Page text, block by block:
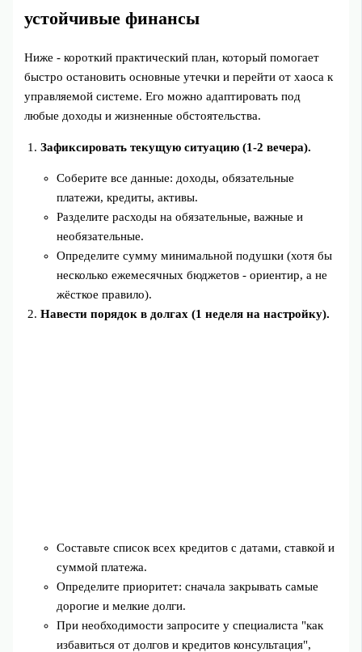
устойчивые финансы
Ниже - короткий практический план, который помогает
быстро остановить основные утечки и перейти от хаоса к
управляемой системе. Его можно адаптировать под
любые доходы и жизненные обстоятельства.
Зафиксировать текущую ситуацию (1-2 вечера).
Соберите все данные: доходы, обязательные
платежи, кредиты, активы.
Разделите расходы на обязательные, важные и
необязательные.
Определите сумму минимальной подушки (хотя бы
несколько ежемесячных бюджетов - ориентир, а не
жёсткое правило).
Навести порядок в долгах (1 неделя на настройку).
Составьте список всех кредитов с датами, ставкой и
суммой платежа.
Определите приоритет: сначала закрывать самые
дорогие и мелкие долги.
При необходимости запросите у специалиста "как
избавиться от долгов и кредитов консультация",